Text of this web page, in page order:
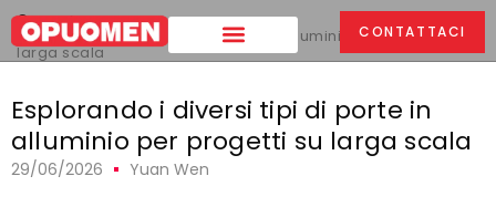
CONTATTACI
Casa >
Esplorando i diversi tipi di porte in alluminio per progetti su
larga scala
Esplorando i diversi tipi di porte in
alluminio per progetti su larga scala
29/06/2026 Yuan Wen